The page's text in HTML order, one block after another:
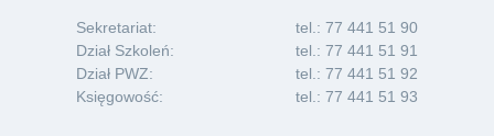
Sekretariat:
tel.: 77 441 51 90
Dział Szkoleń:
tel.: 77 441 51 91
Dział PWZ:
tel.: 77 441 51 92
Księgowość:
tel.: 77 441 51 93